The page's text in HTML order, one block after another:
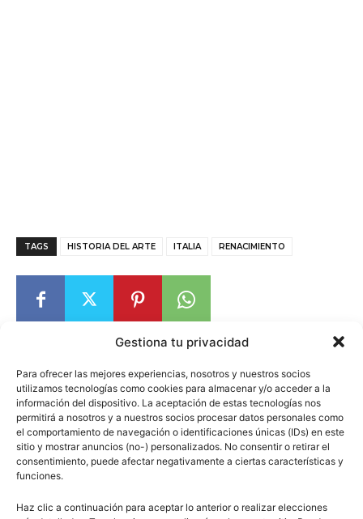
Gestiona tu privacidad
Para ofrecer las mejores experiencias, nosotros y nuestros socios
utilizamos tecnologías como cookies para almacenar y/o acceder a la
información del dispositivo. La aceptación de estas tecnologías nos
permitirá a nosotros y a nuestros socios procesar datos personales como
el comportamiento de navegación o identificaciones únicas (IDs) en este
sitio y mostrar anuncios (no-) personalizados. No consentir o retirar el
consentimiento, puede afectar negativamente a ciertas características y
funciones.
Haz clic a continuación para aceptar lo anterior o realizar elecciones
TAGS HISTORIA DEL ARTE ITALIA RENACIMIENTO
Escuelapedia